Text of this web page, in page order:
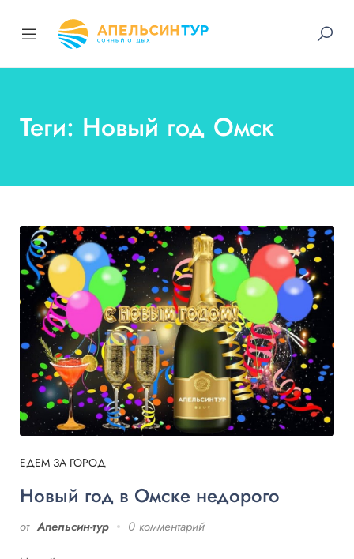
Теги: Новый год Омск
ЕДЕМ ЗА ГОРОД
Новый год в Омске недорого
от Апельсин-тур 0 комментарий